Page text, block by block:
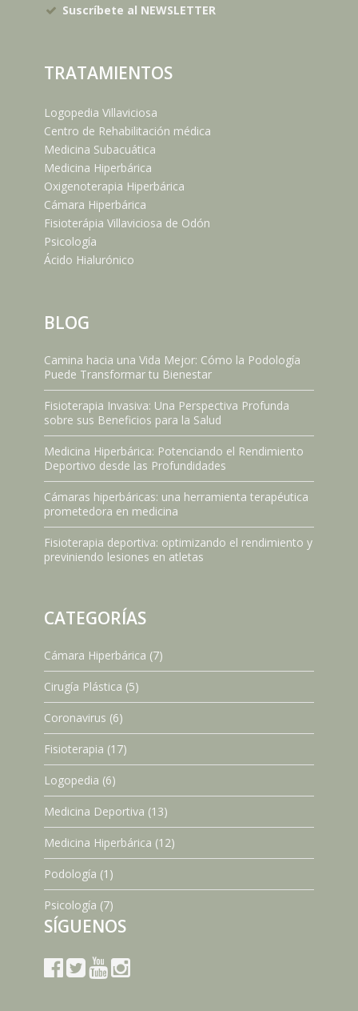
Suscríbete al NEWSLETTER
TRATAMIENTOS
Logopedia Villaviciosa
Centro de Rehabilitación médica
Medicina Subacuática
Medicina Hiperbárica
Oxigenoterapia Hiperbárica
Cámara Hiperbárica
Fisioterápia Villaviciosa de Odón
Psicología
Ácido Hialurónico
BLOG
Camina hacia una Vida Mejor: Cómo la Podología
Puede Transformar tu Bienestar
Fisioterapia Invasiva: Una Perspectiva Profunda
sobre sus Beneficios para la Salud
Medicina Hiperbárica: Potenciando el Rendimiento
Deportivo desde las Profundidades
Cámaras hiperbáricas: una herramienta terapéutica
prometedora en medicina
Fisioterapia deportiva: optimizando el rendimiento y
previniendo lesiones en atletas
CATEGORÍAS
Cámara Hiperbárica (7)
Cirugía Plástica (5)
Coronavirus (6)
Fisioterapia (17)
Logopedia (6)
Medicina Deportiva (13)
Medicina Hiperbárica (12)
Podología (1)
Psicología (7)
SÍGUENOS